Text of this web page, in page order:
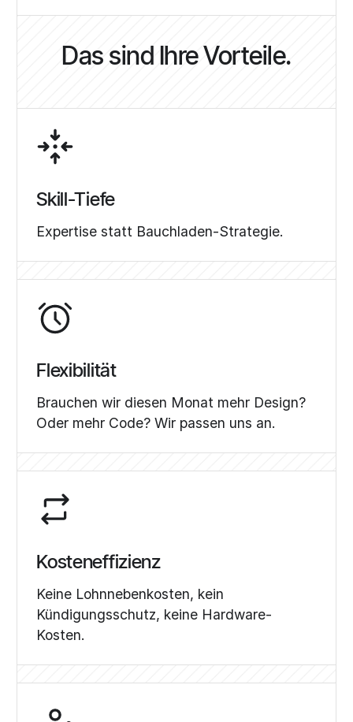
Das sind Ihre Vorteile.
Skill-Tiefe
Expertise statt Bauchladen-Strategie.
Flexibilität
Brauchen wir diesen Monat mehr Design?
Oder mehr Code? Wir passen uns an.
Kosteneffizienz
Keine Lohnnebenkosten, kein
Kündigungsschutz, keine Hardware-
Kosten.